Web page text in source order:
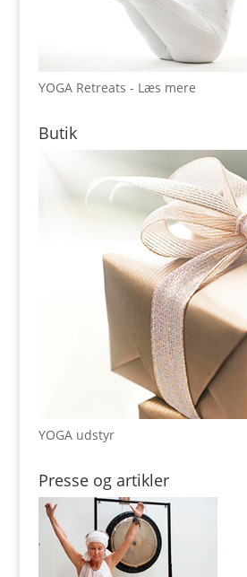
YOGA Retreats - Læs mere
Butik
YOGA udstyr
Presse og artikler